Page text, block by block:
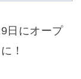
日にオープ
に！